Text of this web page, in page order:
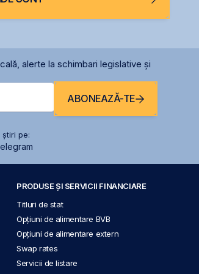
alerte la schimbari legislative și
ABONEAZĂ-TE
pe:
PRODUSE ȘI SERVICII FINANCIARE
Titluri de stat
Opțiuni de alimentare BVB
Opțiuni de alimentare extern
Swap rates
Servicii de listare